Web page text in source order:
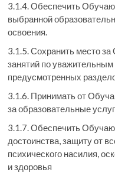
3.1.4. Обеспечить
выбранной
освоения.
3.1.5. Сохранить место
занятий по
предусмотренных
3.1.6. Принимать от
за образовательные
3.1.7. Обеспечить
достоинства, защиту от
психического насилия,
и здоровья